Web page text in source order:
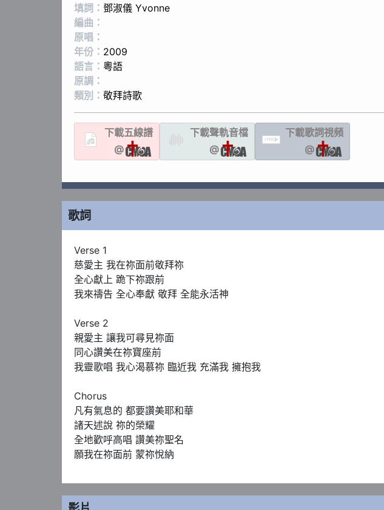
填詞： 鄧淑儀 Yvonne
編曲：
原唱：
年份： 2009
語言： 粵語
原調：
類別： 敬拜詩歌
下載五線譜
@
下載聲軌音檔
@
LYRIC
下載歌詞視頻
@
歌詞
Verse 1
慈愛主 我在祢面前敬拜祢
全心獻上 跪下祢跟前
我來禱告 全心奉獻 敬拜 全能永活神
Verse 2
親愛主 讓我可尋見祢面
同心讚美在祢寶座前
我靈歌唱 我心渴慕祢 臨近我 充滿我 擁抱我
Chorus
凡有氣息的 都要讚美耶和華
諸天述說 祢的榮耀
全地歡呼高唱 讚美祢聖名
願我在祢面前 蒙祢悅納